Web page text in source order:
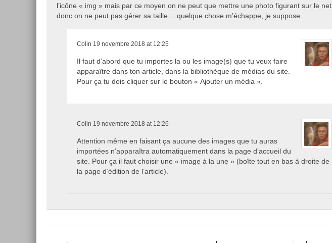
l’icône « img » mais par ce moyen on ne peut que mettre une photo figurant sur le net,
donc on ne peut pas gérer sa taille… quelque chose m’échappe, je suppose.
Colin 19 novembre 2018 at 12:25
Il faut d’abord que tu importes la ou les image(s) que tu veux faire
apparaître dans ton article, dans la bibliothèque de médias du site.
Pour ça tu dois cliquer sur le bouton « Ajouter un média ».
Colin 19 novembre 2018 at 12:26
Attention même en faisant ça aucune des images que tu auras
importées n’apparaîtra automatiquement dans la page d’accueil du
site. Pour ça il faut choisir une « image à la une » (boîte tout en bas à droite de
la page d’édition de l’article).